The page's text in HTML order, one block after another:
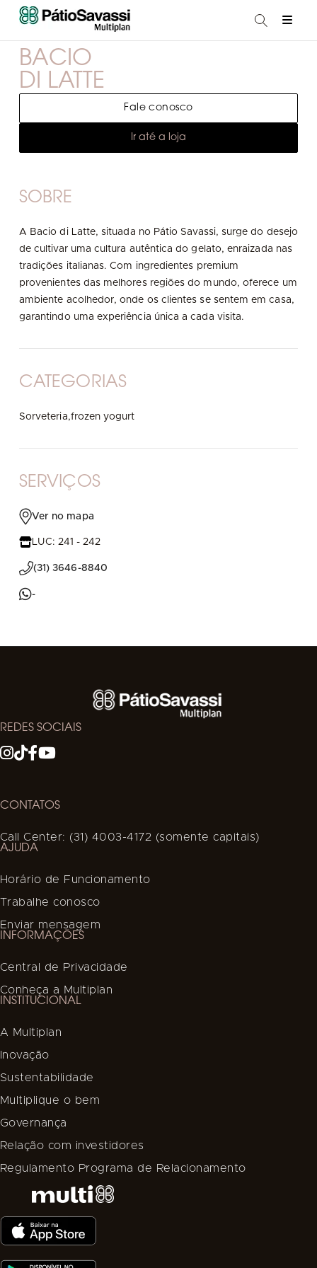
BACIO
DI LATTE
Fale conosco
Ir até a loja
SOBRE
A Bacio di Latte, situada no Pátio Savassi, surge do desejo
de cultivar uma cultura autêntica do gelato, enraizada nas
tradições italianas. Com ingredientes premium
provenientes das melhores regiões do mundo, oferece um
ambiente acolhedor, onde os clientes se sentem em casa,
garantindo uma experiência única a cada visita.
CATEGORIAS
Sorveteria,frozen yogurt
SERVIÇOS
Ver no mapa
LUC: 241 - 242
(31) 3646-8840
-
REDES SOCIAIS
CONTATOS
Call Center: (31) 4003-4172 (somente capitais)
AJUDA
Horário de Funcionamento
Trabalhe conosco
Enviar mensagem
INFORMAÇÕES
Central de Privacidade
Conheça a Multiplan
INSTITUCIONAL
A Multiplan
Inovação
Sustentabilidade
Multiplique o bem
Governança
Relação com investidores
Regulamento Programa de Relacionamento